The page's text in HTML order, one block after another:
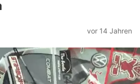
vor 14 Jahren